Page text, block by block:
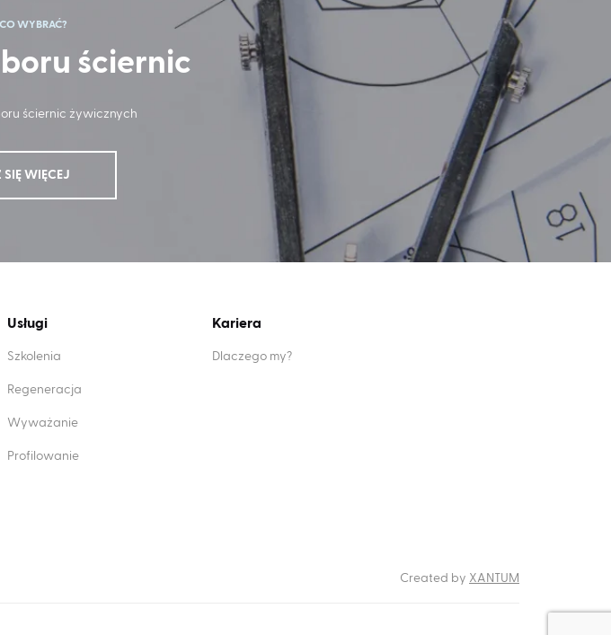
WYBRAĆ?
ściernic
ściernic żywicznych
SIĘ WIĘCEJ
Usługi
Szkolenia
Regeneracja
Wyważanie
Profilowanie
Kariera
Dlaczego my?
Created by XANTUM
powiadomień o ciasteczkach RODO